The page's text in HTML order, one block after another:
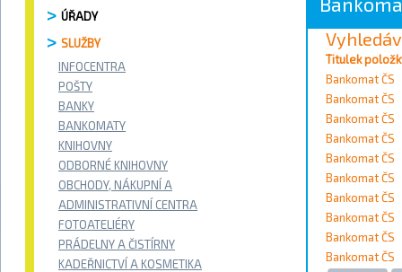
ÚŘADY
SLUŽBY
INFOCENTRA
POŠTY
BANKY
BANKOMATY
KNIHOVNY
ODBORNÉ KNIHOVNY
OBCHODY, NÁKUPNÍ A
ADMINISTRATIVNÍ CENTRA
FOTOATELIÉRY
PRÁDELNY A ČISTÍRNY
KADEŘNICTVÍ A KOSMETIKA
Vyhledávání
Vyhledat
Kontakty
Město
Přístupnost
Vyhledat
Titulek
Bankomat ČS
Bankomat ČS
Bankomat ČS
Bankomat ČS
Bankomat ČS
Bankomat ČS
Bankomat ČS
Bankomat ČS
Bankomat ČS
Bankomat ČS